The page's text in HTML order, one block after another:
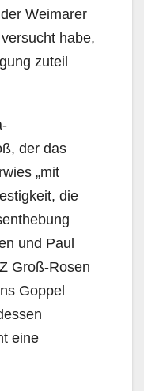
Weimarer
habe,
zuteil
der das
„mit
die
und Paul
Groß-Rosen
Goppel
eine